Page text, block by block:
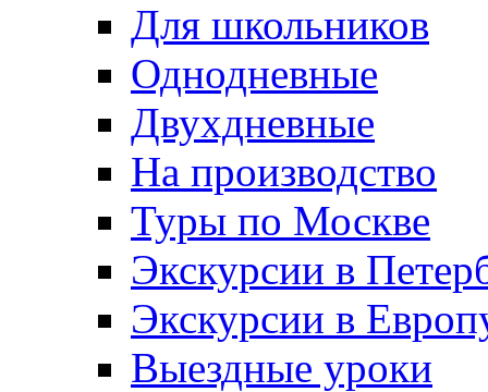
Для школьников
Однодневные
Двухдневные
На производство
Туры по Москве
Экскурсии в
Экскурсии в
Выездные уроки